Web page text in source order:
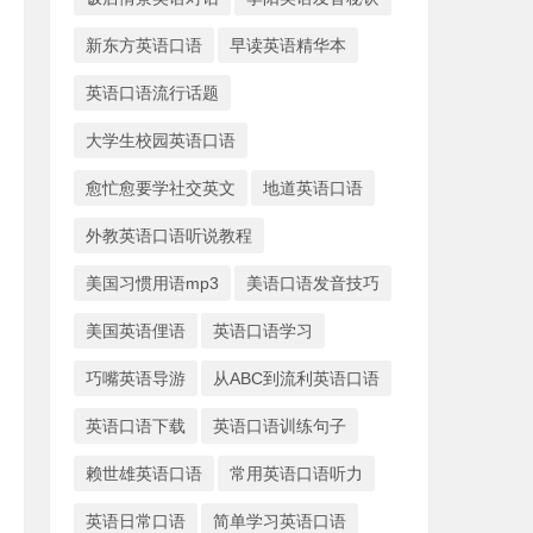
新东方英语口语 早读英语精华本
英语口语流行话题
大学生校园英语口语
愈忙愈要学社交英文 地道英语口语
外教英语口语听说教程
美国习惯用语mp3 美语口语发音技巧
美国英语俚语 英语口语学习
巧嘴英语导游 从ABC到流利英语口语
英语口语下载 英语口语训练句子
赖世雄英语口语 常用英语口语听力
英语日常口语 简单学习英语口语